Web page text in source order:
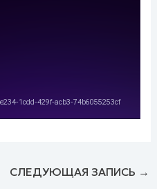
СЛЕДУЮЩАЯ ЗАПИСЬ →